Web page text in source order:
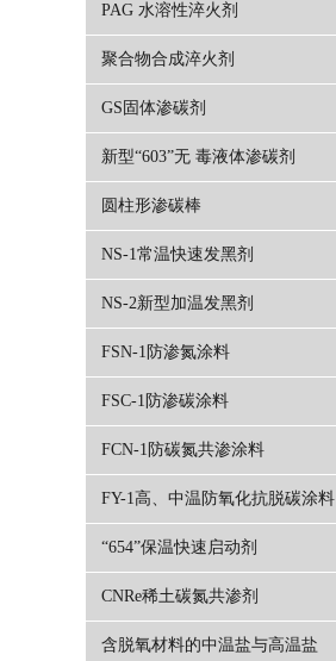
PAG 水溶性淬火剂
聚合物合成淬火剂
GS固体渗碳剂
新型“603”无 毒液体渗碳剂
圆柱形渗碳棒
NS-1常温快速发黑剂
NS-2新型加温发黑剂
FSN-1防渗氮涂料
FSC-1防渗碳涂料
FCN-1防碳氮共渗涂料
FY-1高、中温防氧化抗脱碳涂料
“654”保温快速启动剂
CNRe稀土碳氮共渗剂
含脱氧材料的中温盐与高温盐